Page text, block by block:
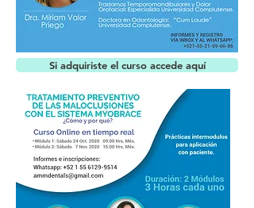
Si adquiriste el curso accede aquí